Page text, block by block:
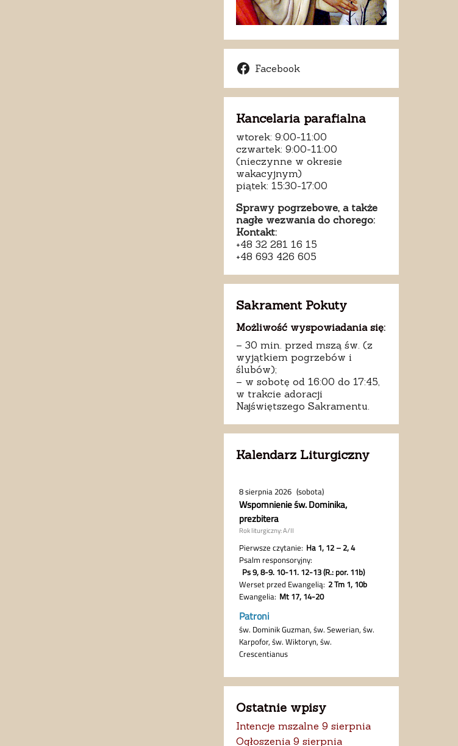
Facebook
Kancelaria parafialna
wtorek: 9:00-11:00
czwartek: 9:00-11:00
(nieczynne w okresie
wakacyjnym)
piątek: 15:30-17:00
Sprawy pogrzebowe, a także
nagłe wezwania do chorego:
Kontakt:
+48 32 281 16 15
+48 693 426 605
Sakrament Pokuty
Możliwość wyspowiadania się:
– 30 min. przed mszą św. (z
wyjątkiem pogrzebów i
ślubów);
– w sobotę od 16:00 do 17:45,
w trakcie adoracji
Najświętszego Sakramentu.
Kalendarz Liturgiczny
Ostatnie wpisy
Intencje mszalne 9 sierpnia
Ogłoszenia 9 sierpnia